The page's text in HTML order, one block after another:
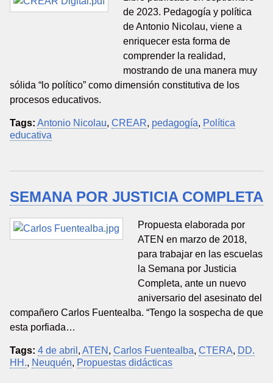
de 2023. Pedagogía y política
de Antonio Nicolau, viene a
enriquecer esta forma de
comprender la realidad,
mostrando de una manera muy
sólida “lo político” como dimensión constitutiva de los
procesos educativos.
Tags: Antonio Nicolau, CREAR, pedagogía, Política
educativa
SEMANA POR JUSTICIA COMPLETA
Propuesta elaborada por
ATEN en marzo de 2018,
para trabajar en las escuelas
la Semana por Justicia
Completa, ante un nuevo
aniversario del asesinato del
compañero Carlos Fuentealba. “Tengo la sospecha de que
esta porfiada…
Tags: 4 de abril , ATEN , Carlos Fuentealba, CTERA, DD.
HH., Neuquén, Propuestas didácticas